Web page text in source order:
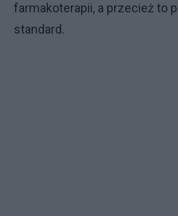
farmakoterapii, a przecież to
standard.